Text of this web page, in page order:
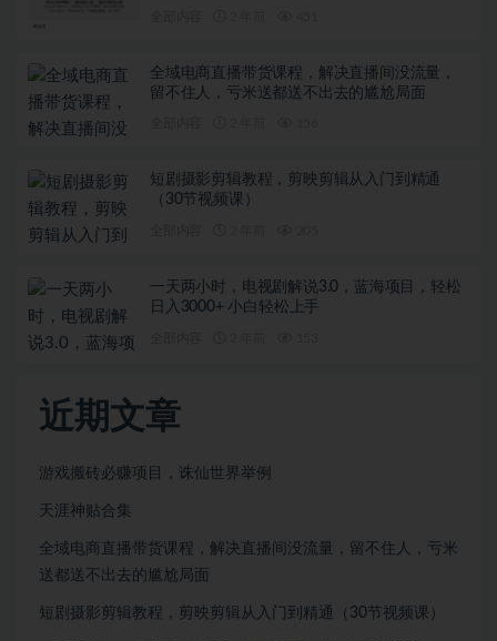
全域电商直播带货课程，解决直播间没流量，
留不住人，亏米送都送不出去的尴尬局面
短剧摄影剪辑教程，剪映剪辑从入门到精通
（30节视频课）
一天两小时，电视剧解说3.0，蓝海项目，轻松
日入3000+ 小白轻松上手
近期文章
游戏搬砖必赚项目，诛仙世界举例
天涯神贴合集
全域电商直播带货课程，解决直播间没流量，留不住人，亏米
送都送不出去的尴尬局面
短剧摄影剪辑教程，剪映剪辑从入门到精通（30节视频课）